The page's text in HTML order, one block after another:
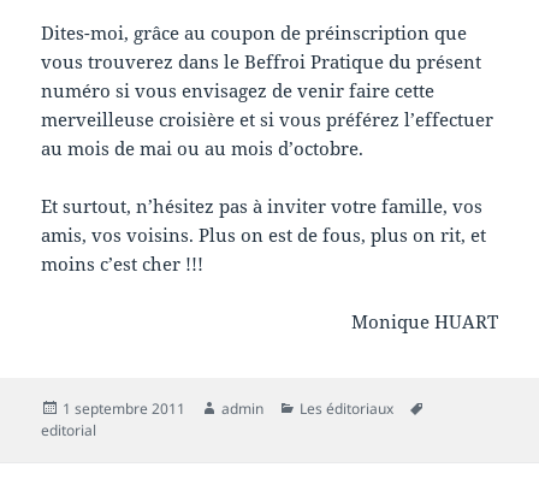
Dites-moi, grâce au coupon de préinscription que
vous trouverez dans le Beffroi Pratique du présent
numéro si vous envisagez de venir faire cette
merveilleuse croisière et si vous préférez l’effectuer
au mois de mai ou au mois d’octobre.
Et surtout, n’hésitez pas à inviter votre famille, vos
amis, vos voisins. Plus on est de fous, plus on rit, et
moins c’est cher !!!
Monique HUART
Publié
le
1 septembre 2011 Auteur
admin Catégories
Les éditoriaux
editorial